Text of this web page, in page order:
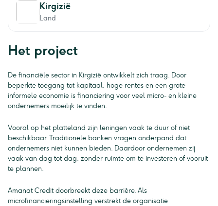
Kirgizië
Land
Het project
De financiële sector in Kirgizië ontwikkelt zich traag. Door
beperkte toegang tot kapitaal, hoge rentes en een grote
informele economie is financiering voor veel micro- en kleine
ondernemers moeilijk te vinden.
Vooral op het platteland zijn leningen vaak te duur of niet
beschikbaar. Traditionele banken vragen onderpand dat
ondernemers niet kunnen bieden. Daardoor ondernemen zij
vaak van dag tot dag, zonder ruimte om te investeren of vooruit
te plannen.
Amanat Credit doorbreekt deze barrière. Als
microfinancieringsinstelling verstrekt de organisatie